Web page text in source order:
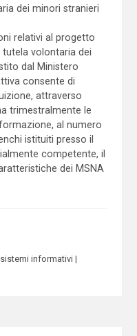
dei minori stranieri
relativi al progetto
tutela volontaria dei
dal Ministero
consente di
attraverso
trimestralmente le
al numero
istituiti presso il
competente, il
dei MSNA
sistemi informativi